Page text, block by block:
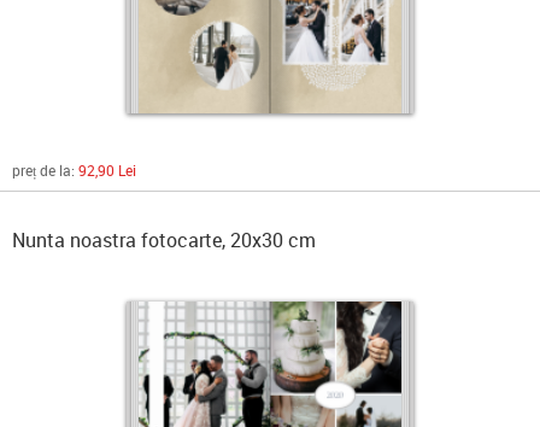
preț de la: 92,90 Lei
Nunta noastra fotocarte, 20x30 cm